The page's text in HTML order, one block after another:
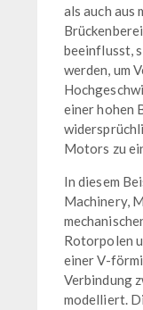
als auch aus
beeinflusst,
werden, um
einer hohen
Motors zu
In diesem
Machinery,
Rotorpolen
einer V-
Verbindung
modelliert.